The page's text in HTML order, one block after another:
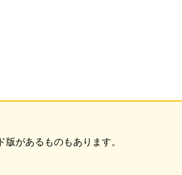
があるものもあります。